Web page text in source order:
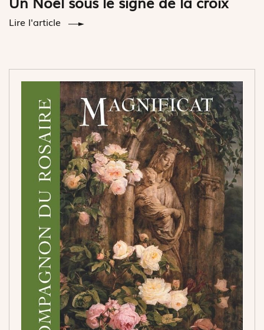
Lire l'article